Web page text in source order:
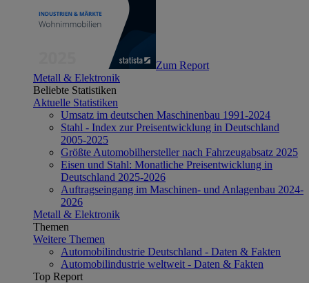
Zum Report
Metall & Elektronik
Beliebte Statistiken
Aktuelle Statistiken
Umsatz im deutschen Maschinenbau 1991-2024
Stahl - Index zur Preisentwicklung in Deutschland
2005-2025
Größte Automobilhersteller nach Fahrzeugabsatz 2025
Eisen und Stahl: Monatliche Preisentwicklung in
Deutschland 2025-2026
Auftragseingang im Maschinen- und Anlagenbau 2024-
2026
Metall & Elektronik
Themen
Weitere Themen
Automobilindustrie Deutschland - Daten & Fakten
Automobilindustrie weltweit - Daten & Fakten
Top Report